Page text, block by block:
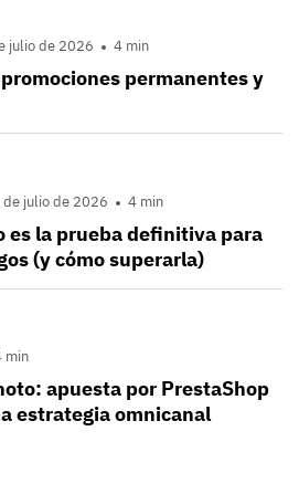
julio de 2026 4 min
permanentes y
de julio de 2026 4 min
es la prueba definitiva para
(y cómo superarla)
min
apuesta por PrestaShop
estrategia omnicanal